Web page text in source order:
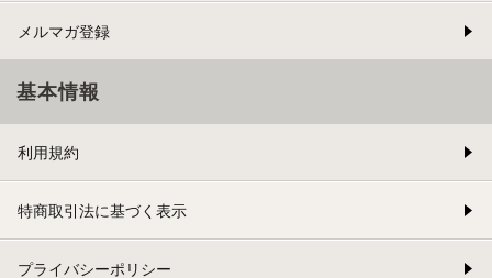
メルマガ登録
基本情報
利用規約
特商取引法に基づく表示
プライバシーポリシー